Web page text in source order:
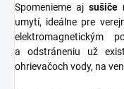
Spomenieme aj sušiče
umytí, ideálne pre
elektromagnetickým
a odstráneniu už
ohrievačoch vody, na